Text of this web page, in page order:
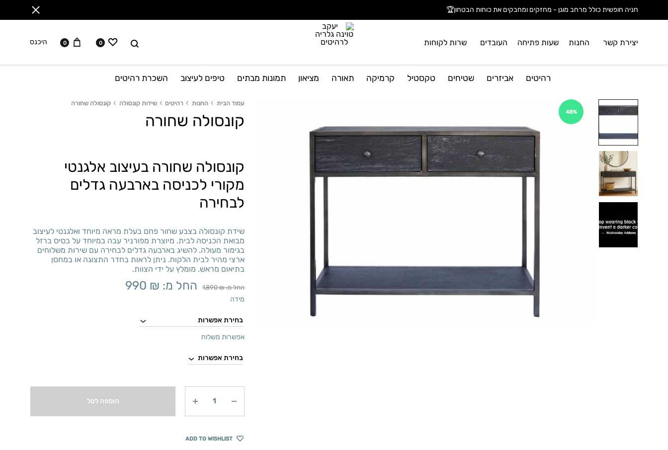
חניה חופשית כולל מרחב מוגן - מחזקים ומחבקים את כוחות הבטחון🏆
יצירת קשר החנות שעות פתיחה העובדים שרות לקוחות
יעקב
טוינה
גלריה
לרהיטים
לחפש ווישליסט
0 עגלה
0 היכנס
רהיטים אביזרים שטיחים טקסטיל קרמיקה תאורה מציאון תמונות מבתים טיפים לעיצוב השכרת רהיטים
48%
עמוד הבית החנות רהיטים שידות קונסולה קונסולה שחורה
קונסולה שחורה
קונסולה שחורה בעיצוב אלגנטי
מקורי לכניסה בארבעה גדלים
לבחירה
שידת קונסולה בצבע שחור פחם בעלת מראה מיוחד ואלגנטי לעיצוב
מבואת הכניסה לבית. מיוצרת מפורניר עבה במיוחד על בסיס ברזל
בגימור מעולה. להשיג בארבעה גדלים לבחירה עם שירות משלוחים
ארצי מהיר לבית הלקוח. ניתן לראות בחדר התצוגה או במחסן
בתיאום מראש. מומלץ על ידי הצוות.
החל מ: 1,890₪ החל מ: 990 ₪
מידה
אפשרות משלוח
הוספה לסל
ADD TO WISHLIST